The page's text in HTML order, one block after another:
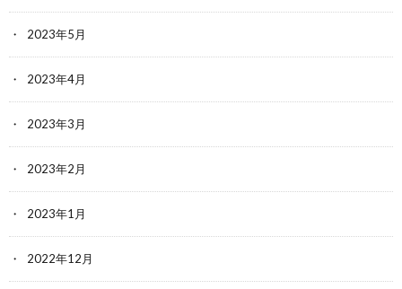
2023年5月
2023年4月
2023年3月
2023年2月
2023年1月
2022年12月